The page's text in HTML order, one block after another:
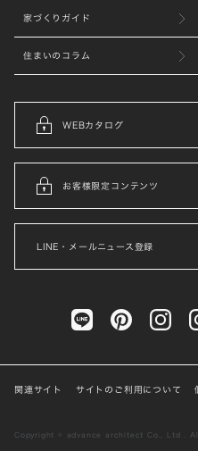
家づくりガイド
住まいのコラム
WEBカタログ
お客様限定コンテンツ
LINE・メールニュース登録
関連サイト サイトのご利用について
Copyright © advance architect Co., Ltd .